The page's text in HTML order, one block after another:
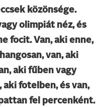
közönsége.
olimpiát néz, és
focit. Van, aki enne,
van, aki
aki fűben vagy
aki fotelben, és van,
fel percenként.